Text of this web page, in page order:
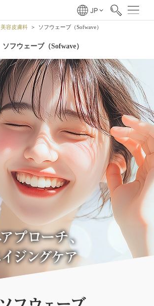
美容皮膚科 ソフウェーブ（Sofwave）
ソフウェーブ（Sofwave）